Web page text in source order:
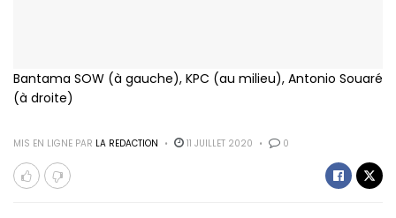
Bantama SOW (à gauche), KPC (au milieu), Antonio Souaré
(à droite)
MIS EN LIGNE PAR LA REDACTION 11 JUILLET 2020 0